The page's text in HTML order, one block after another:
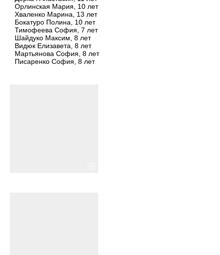
Орлинская Мария, 10 лет
Хваленко Марина, 13 лет
Бокатуро Полина, 10 лет
Тимофеева София, 7 лет
Шайдуко Максим, 8 лет
Видюк Елизавета, 8 лет
Мартьянова София, 8 лет
Писаренко София, 8 лет